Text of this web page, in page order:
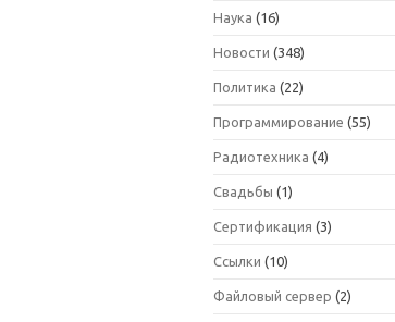
Наука (16)
Новости (348)
Политика (22)
Программирование (55)
Радиотехника (4)
Свадьбы (1)
Сертификация (3)
Ссылки (10)
Файловый сервер (2)